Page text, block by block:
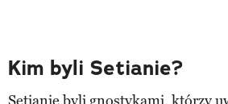
Kim byli Setianie?